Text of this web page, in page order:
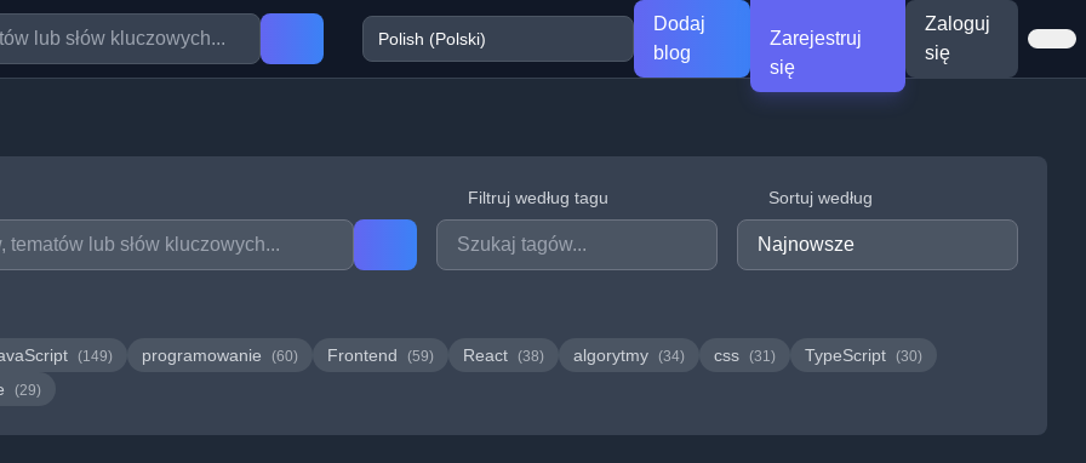
Dodaj
blog
Zarejestruj
się
Zaloguj
się
Filtruj według tagu Sortuj według
(149) programowanie (60) Frontend (59) React (38) algorytmy (34) css (31) TypeScript (30)
(29)